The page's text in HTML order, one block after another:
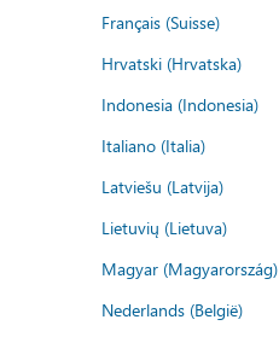
Français (Suisse)
Hrvatski (Hrvatska)
Indonesia (Indonesia)
Italiano (Italia)
Latviešu (Latvija)
Lietuvių (Lietuva)
Magyar (Magyarország)
Nederlands (België)